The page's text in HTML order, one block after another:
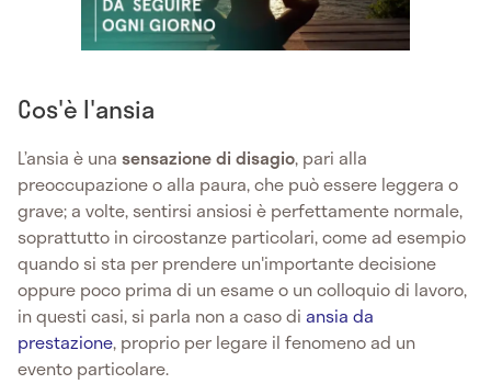
Cos'è l'ansia
L’ansia è una sensazione di disagio, pari alla
preoccupazione o alla paura, che può essere leggera o
grave; a volte, sentirsi ansiosi è perfettamente normale,
soprattutto in circostanze particolari, come ad esempio
quando si sta per prendere un'importante decisione
oppure poco prima di un esame o un colloquio di lavoro,
in questi casi, si parla non a caso di ansia da
prestazione, proprio per legare il fenomeno ad un
evento particolare.